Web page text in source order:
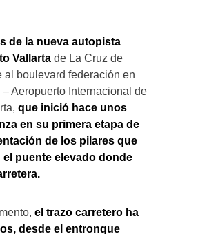
de la nueva autopista
Vallarta de La Cruz de
al boulevard federación en
Aeropuerto Internacional de
que inició hace unos
en su primera etapa de
de los pilares que
puente elevado donde
el trazo carretero ha
desde el entronque